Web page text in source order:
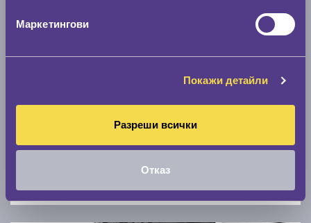
Маркетингови
Покажи детайли
Разреши всички
Отказ
По марка автомобил